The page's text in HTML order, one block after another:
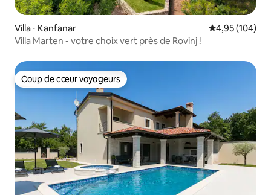
Villa ⋅ Kanfanar Évaluation
4,95 (104)
Villa Marten - votre choix vert près de Rovinj !
Coup de cœur voyageurs
Coup de cœur voyageurs